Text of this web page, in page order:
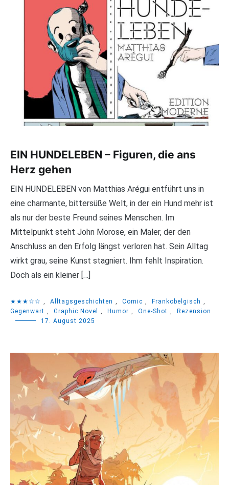
EIN HUNDELEBEN – Figuren, die ans
Herz gehen
EIN HUNDELEBEN von Matthias Arégui entführt uns in
eine charmante, bittersüße Welt, in der ein Hund mehr ist
als nur der beste Freund seines Menschen. Im
Mittelpunkt steht John Morose, ein Maler, der den
Anschluss an den Erfolg längst verloren hat. Sein Alltag
wirkt grau, seine Kunst stagniert. Ihm fehlt Inspiration.
Doch als ein kleiner […]
★★★☆☆ , Alltagsgeschichten , Comic , Frankobelgisch ,
Gegenwart , Graphic Novel , Humor , One-Shot ,
Rezension
17. August 2025